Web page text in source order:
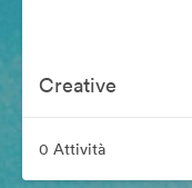
Creative
0 Attività